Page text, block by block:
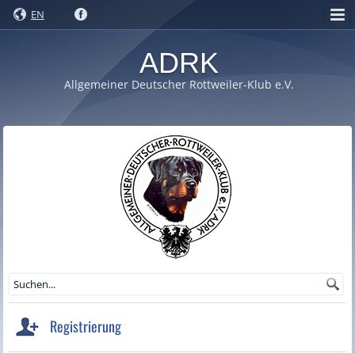
EN
ADRK
Allgemeiner Deutscher Rottweiler-Klub e.V.
Registrierung